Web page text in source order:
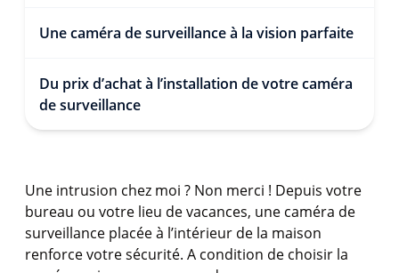
Une caméra de surveillance à la vision parfaite
Du prix d’achat à l’installation de votre caméra
de surveillance
Une intrusion chez moi ? Non merci ! Depuis votre
bureau ou votre lieu de vacances, une caméra de
surveillance placée à l’intérieur de la maison
renforce votre sécurité. A condition de choisir la